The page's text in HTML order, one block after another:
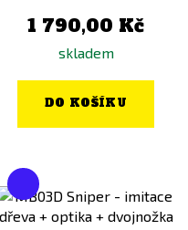
1 790,00 Kč
skladem
DO KOŠÍKU